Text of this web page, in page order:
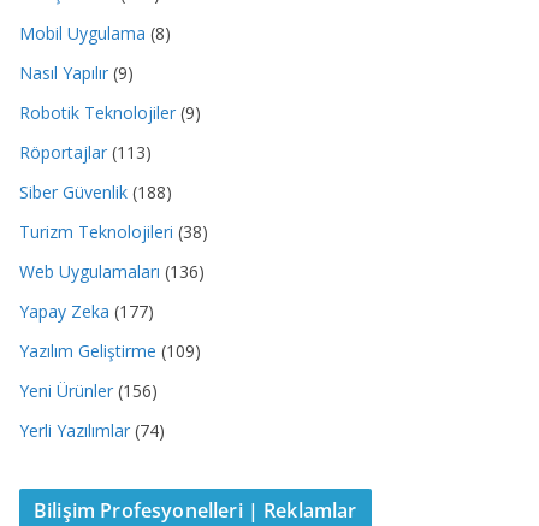
Mobil Uygulama (8)
Nasıl Yapılır (9)
Robotik Teknolojiler (9)
Röportajlar (113)
Siber Güvenlik (188)
Turizm Teknolojileri (38)
Web Uygulamaları (136)
Yapay Zeka (177)
Yazılım Geliştirme (109)
Yeni Ürünler (156)
Yerli Yazılımlar (74)
Bilişim Profesyonelleri | Reklamlar